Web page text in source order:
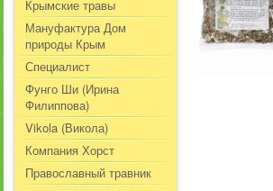
Крымские травы
Мануфактура Дом
природы Крым
Специалист
Фунго Ши (Ирина
Филиппова)
Vikola (Викола)
Компания Хорст
Православный травник